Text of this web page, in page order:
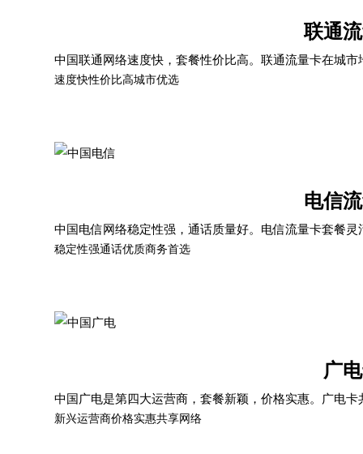
联通
中国联通网络速度快，套餐性价比高。联通流量卡在城
速度快性价比高城市优选
电信
中国电信网络稳定性强，通话质量好。电信流量卡套餐
稳定性强通话优质商务首选
广
中国广电是第四大运营商，套餐新颖，价格实惠。广电
新兴运营商价格实惠共享网络